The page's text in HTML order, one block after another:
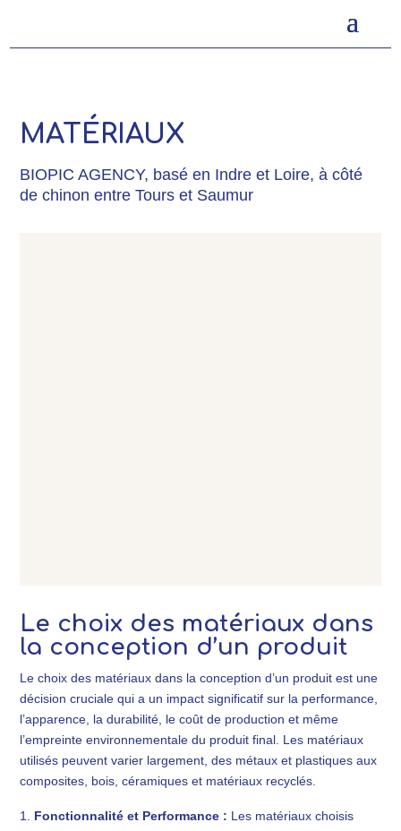
MATÉRIAUX
BIOPIC AGENCY, basé en Indre et Loire, à côté
de chinon entre Tours et Saumur
Le choix des matériaux dans
la conception d’un produit
Le choix des matériaux dans la conception d’un produit est une
décision cruciale qui a un impact significatif sur la performance,
l’apparence, la durabilité, le coût de production et même
l’empreinte environnementale du produit final. Les matériaux
utilisés peuvent varier largement, des métaux et plastiques aux
composites, bois, céramiques et matériaux recyclés.
Fonctionnalité et Performance : Les matériaux choisis